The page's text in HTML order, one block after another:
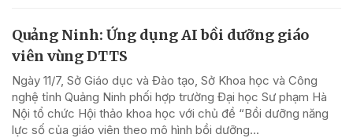
Quảng Ninh: Ứng dụng AI bồi dưỡng giáo
viên vùng DTTS
Ngày 11/7, Sở Giáo dục và Đào tạo, Sở Khoa học và Công
nghệ tỉnh Quảng Ninh phối hợp trường Đại học Sư phạm Hà
Nội tổ chức Hội thảo khoa học với chủ đề “Bồi dưỡng năng
lực số của giáo viên theo mô hình bồi dưỡng...